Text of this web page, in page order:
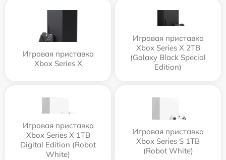
Игровая приставка
Xbox Series X
Игровая приставка
Xbox Series X 2TB
(Galaxy Black Special
Edition)
Игровая приставка
Xbox Series X 1TB
Digital Edition (Robot
White)
Игровая приставка
Xbox Series S 1TB
(Robot White)